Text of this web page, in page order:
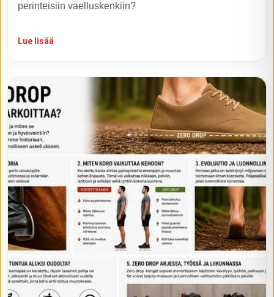
perinteisiin vaelluskenkiin?
Lue lisää